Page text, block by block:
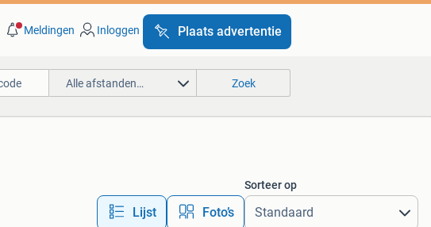
Meldingen Inloggen Plaats advertentie
Alle afstanden… Zoek
Lijst Foto’s
Sorteer op